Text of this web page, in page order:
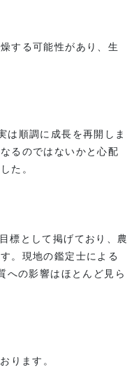
する可能性があり、生
は順調に成長を再開しま
るのではないかと心配
た。
標として掲げており、農
。現地の鑑定士による
の影響はほとんど見ら
ります。